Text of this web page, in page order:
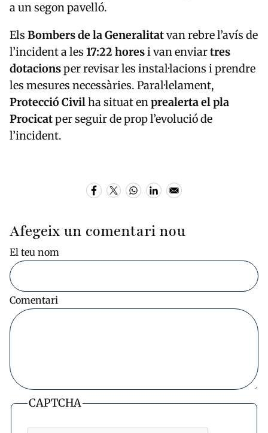
a un segon pavelló.
Els Bombers de la Generalitatvan rebre l’avís de
l’incident a les 17:22 horesi van enviartres
dotacionsper revisar les instal·lacions i prendre
les mesures necessàries. Paral·lelament,
Protecció Civil ha situat en prealerta el pla
Procicatper seguir de prop l’evolució de
l’incident.
Afegeix un comentari nou
El teu nom
Comentari
CAPTCHA